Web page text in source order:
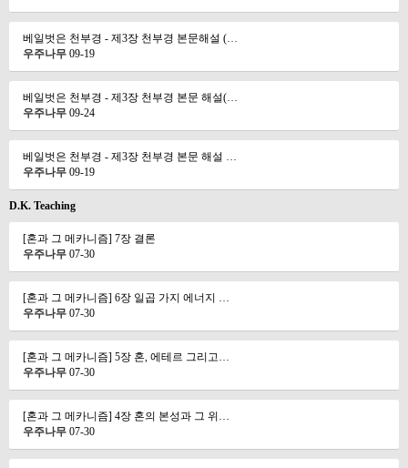
베일벗은 천부경 - 제3장 천부경 본문해설 (…
우주나무 09-19
베일벗은 천부경 - 제3장 천부경 본문 해설(…
우주나무 09-24
베일벗은 천부경 - 제3장 천부경 본문 해설 …
우주나무 09-19
D.K. Teaching
[혼과 그 메카니즘] 7장 결론
우주나무 07-30
[혼과 그 메카니즘] 6장 일곱 가지 에너지 …
우주나무 07-30
[혼과 그 메카니즘] 5장 혼, 에테르 그리고…
우주나무 07-30
[혼과 그 메카니즘] 4장 혼의 본성과 그 위…
우주나무 07-30